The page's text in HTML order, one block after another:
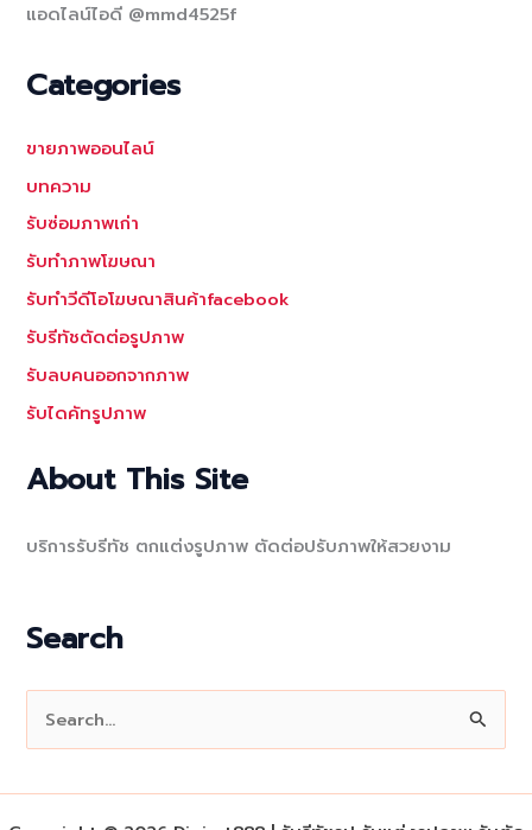
แอดไลน์ไอดี @mmd4525f
Categories
ขายภาพออนไลน์
บทความ
รับซ่อมภาพเก่า
รับทำภาพโฆษณา
รับทำวีดีโอโฆษณาสินค้าfacebook
รับรีทัชตัดต่อรูปภาพ
รับลบคนออกจากภาพ
รับไดคัทรูปภาพ
About This Site
บริการรับรีทัช ตกแต่งรูปภาพ ตัดต่อปรับภาพให้สวยงาม
Search